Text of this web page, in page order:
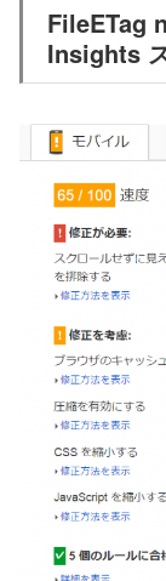
FileETag
Insights